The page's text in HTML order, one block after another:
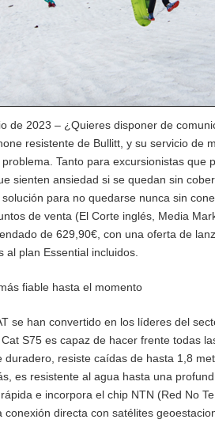
de 2023 – ¿Quieres disponer de
resistente de Bullitt, y su servicio de
Tanto para excursionistas que
sienten ansiedad si se quedan sin
para no quedarse nunca sin
de venta (El Corte inglés, Media
de 629,90€, con una oferta de
al plan Essential incluidos.
fiable hasta el momento
se han convertido en los líderes del
S75 es capaz de hacer frente todas
duradero, resiste caídas de hasta 1,8
es resistente al agua hasta una
e incorpora el chip NTN (Red No
conexión directa con satélites